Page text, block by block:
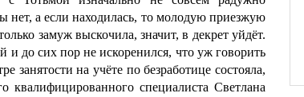
нет, а если находилась, то молодую приезжую
замуж выскочила, значит, в декрет уйдёт.
и до сих пор не искоренился, что уж говорить
занятости на учёте по безработице состояла,
квалифицированного специалиста Светлана